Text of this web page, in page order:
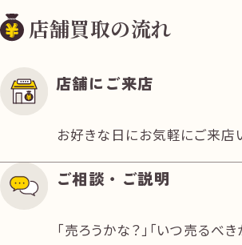
みください。
店舗買取の流れ
店舗にご来店
お好きな日にお気軽にご来店
ご相談・ご説明
「売ろうかな？」「いつ売るべ